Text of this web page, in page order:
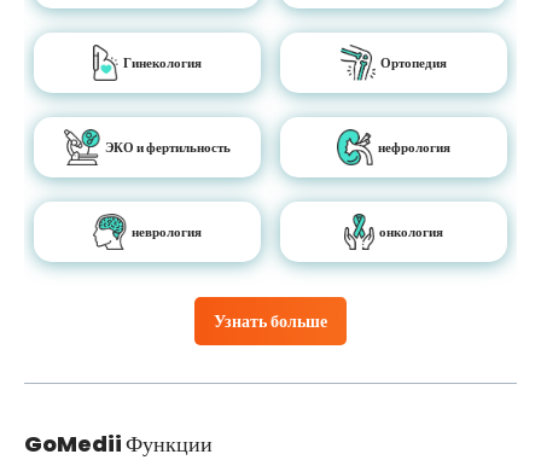
Узнать больше
Гинекология Ортопедия
ЭКО и фертильность нефрология
неврология онкология
GoMediiФункции